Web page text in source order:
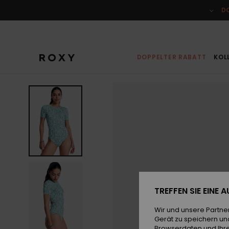
DOPPELTER RABATT
TREFFEN SIE EINE
Wir und unsere
Gerät zu speichern